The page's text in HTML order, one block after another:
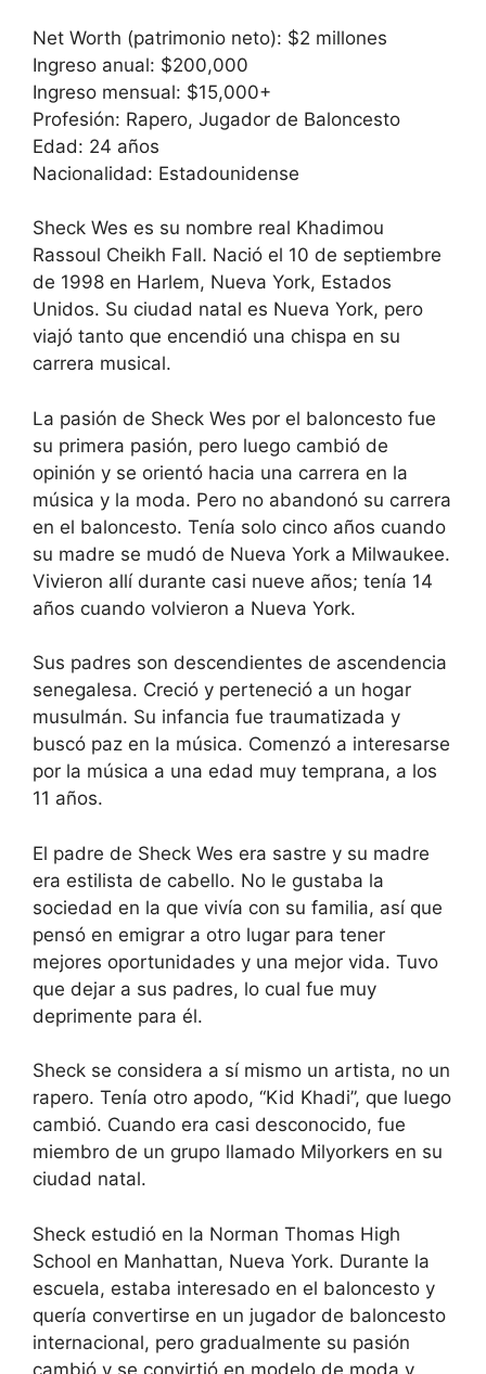
Net Worth (patrimonio neto): $2 millones
Ingreso anual: $200,000
Ingreso mensual: $15,000+
Profesión: Rapero, Jugador de Baloncesto
Edad: 24 años
Nacionalidad: Estadounidense
Sheck Wes es su nombre real Khadimou
Rassoul Cheikh Fall. Nació el 10 de septiembre
de 1998 en Harlem, Nueva York, Estados
Unidos. Su ciudad natal es Nueva York, pero
viajó tanto que encendió una chispa en su
carrera musical.
La pasión de Sheck Wes por el baloncesto fue
su primera pasión, pero luego cambió de
opinión y se orientó hacia una carrera en la
música y la moda. Pero no abandonó su carrera
en el baloncesto. Tenía solo cinco años cuando
su madre se mudó de Nueva York a Milwaukee.
Vivieron allí durante casi nueve años; tenía 14
años cuando volvieron a Nueva York.
Sus padres son descendientes de ascendencia
senegalesa. Creció y perteneció a un hogar
musulmán. Su infancia fue traumatizada y
buscó paz en la música. Comenzó a interesarse
por la música a una edad muy temprana, a los
11 años.
El padre de Sheck Wes era sastre y su madre
era estilista de cabello. No le gustaba la
sociedad en la que vivía con su familia, así que
pensó en emigrar a otro lugar para tener
mejores oportunidades y una mejor vida. Tuvo
que dejar a sus padres, lo cual fue muy
deprimente para él.
Sheck se considera a sí mismo un artista, no un
rapero. Tenía otro apodo, “Kid Khadi”, que luego
cambió. Cuando era casi desconocido, fue
miembro de un grupo llamado Milyorkers en su
ciudad natal.
Sheck estudió en la Norman Thomas High
School en Manhattan, Nueva York. Durante la
escuela, estaba interesado en el baloncesto y
quería convertirse en un jugador de baloncesto
internacional, pero gradualmente su pasión
cambió y se convirtió en modelo de moda y